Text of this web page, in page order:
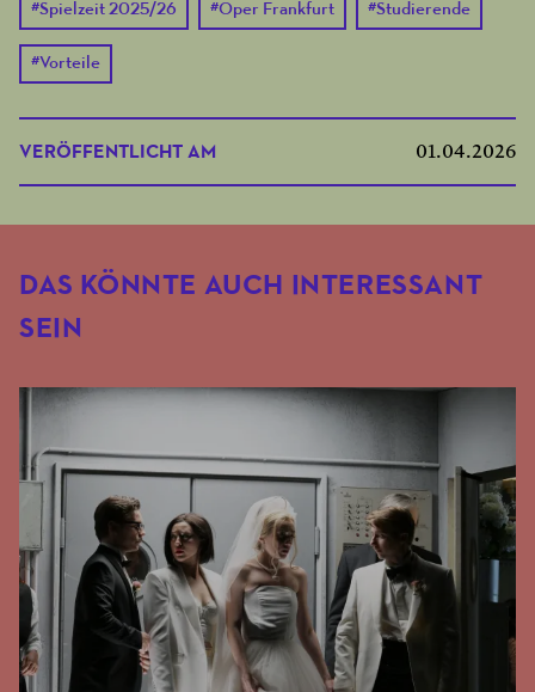
#Spielzeit 2025/26 #Oper Frankfurt #Studierende
#Vorteile
VERÖFFENTLICHT AM 01.04.2026
DAS KÖNNTE AUCH INTERESSANT
SEIN